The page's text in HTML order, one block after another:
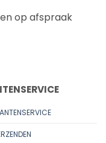
op afspraak